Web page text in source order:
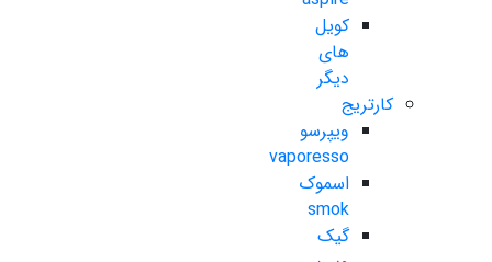
کویل
های
دیگر
کارتریج
ویپرسو
vaporesso
اسموک
smok
گیک